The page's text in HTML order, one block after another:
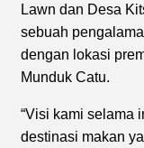
Lawn dan Desa
sebuah
dengan lokasi
Munduk Catu.
“Visi kami selama
destinasi makan